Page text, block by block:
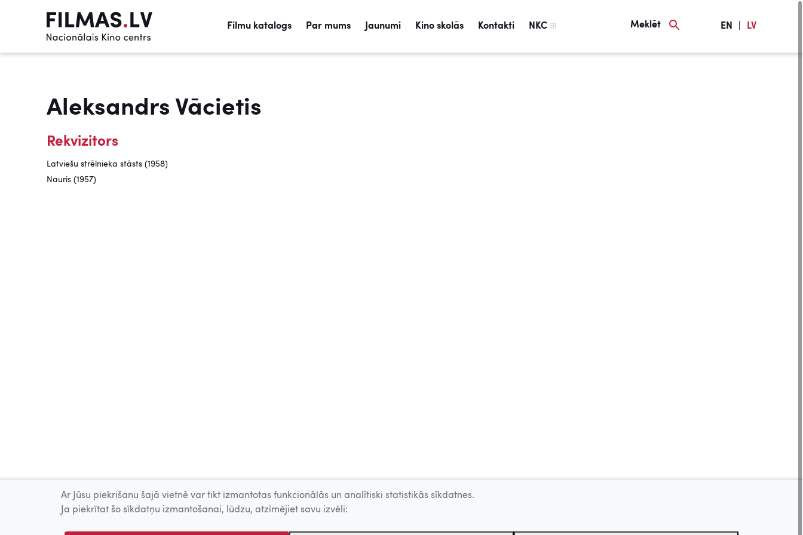
Filmu katalogs Par mums Jaunumi Kino skolās Kontakti NKC Meklēt EN LV
Aleksandrs Vācietis
Rekvizitors
Latviešu strēlnieka stāsts (1958)
Nauris (1957)
Ar Jūsu piekrišanu šajā vietnē var tikt izmantotas funkcionālās un analītiski statistikās sīkdatnes.
Ja piekrītat šo sīkdatņu izmantošanai, lūdzu, atzīmējiet savu izvēli: